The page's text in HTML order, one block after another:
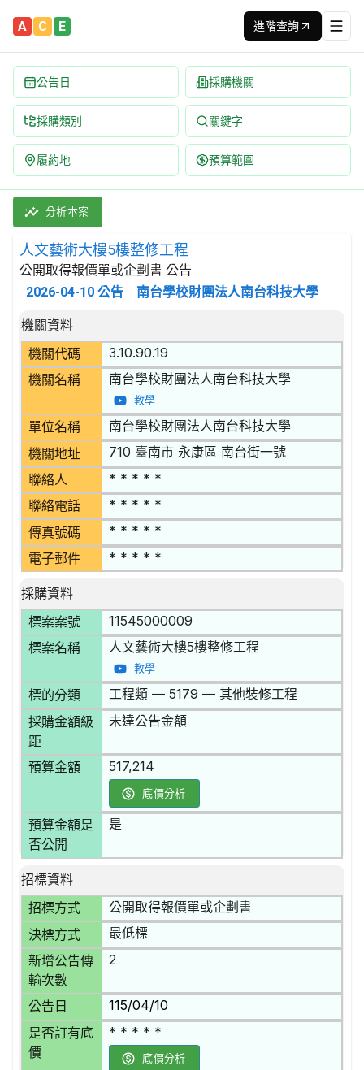
A C E 進階查詢
公告日 採購機關
採購類別 關鍵字
履約地 預算範圍
人文藝術大樓5樓整修工程 招標公告 | 案號：11545000009
採購類別：工程類 其他裝修工程 | 招標方式：公開取得報
分析本案
人文藝術大樓5樓整修工程
公開取得報價單或企劃書 公告
2026-04-10 公告 南台學校財團法人南台科技大學
招標公告詳細內容
機關資料
機關代碼
3.10.90.19
機關名稱 南台學校財團法人南台科技大學
教學
單位名稱 南台學校財團法人南台科技大學
機關地址 710 臺南市 永康區 南台街一號
聯絡人 * * * * *
聯絡電話 * * * * *
傳真號碼 * * * * *
電子郵件 * * * * *
採購資料
標案案號
11545000009
標案名稱 人文藝術大樓5樓整修工程
教學
標的分類 工程類 — 5179 — 其他裝修工程
採購金額級
距
未達公告金額
預算金額 517,214
底價分析
預算金額是
否公開
是
招標資料
招標方式
公開取得報價單或企劃書
決標方式 最低標
新增公告傳
輸次數
2
公告日 115/04/10
是否訂有底
價
* * * * *
底價分析